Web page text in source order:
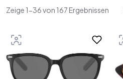
Zeige 1-36 von 167 Ergebnissen